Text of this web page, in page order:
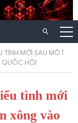
TÌNH MỚI SAU MỘT
QUỐC HỘI
tình mới
xông vào